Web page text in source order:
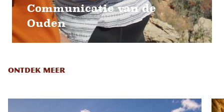
Communicatie van de
Ouden
ONTDEK MEER